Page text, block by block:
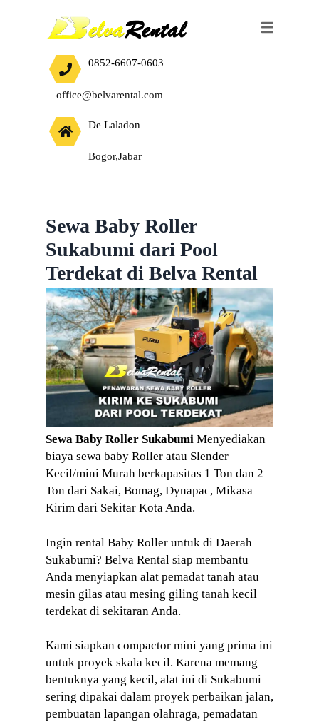
SEWA ALAT BERAT
EXCAVATOR
BULLDOZER
VIBRO ROLLER
BABY ROLLER
BAKHOE LOADER
MOBIL CRANE
HARGA JASA CUT AND FILL TANAH
0852-6607-0603
office@belvarental.com
De Laladon
Bogor,Jabar
Sewa Baby Roller
Sukabumi dari Pool
Terdekat di Belva Rental
Sewa Baby Roller Sukabumi Menyediakan
biaya sewa baby Roller atau Slender
Kecil/mini Murah berkapasitas 1 Ton dan 2
Ton dari Sakai, Bomag, Dynapac, Mikasa
Kirim dari Sekitar Kota Anda.
Ingin rental Baby Roller untuk di Daerah
Sukabumi? Belva Rental siap membantu
Anda menyiapkan alat pemadat tanah atau
mesin gilas atau mesing giling tanah kecil
terdekat di sekitaran Anda.
Kami siapkan compactor mini yang prima ini
untuk proyek skala kecil. Karena memang
bentuknya yang kecil, alat ini di Sukabumi
sering dipakai dalam proyek perbaikan jalan,
pembuatan lapangan olahraga, pemadatan